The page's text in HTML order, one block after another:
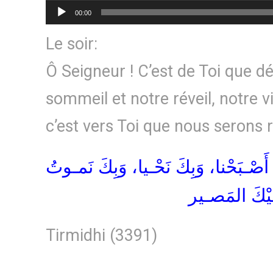
Lecteur
audio
00:00
Le soir:
Ô Seigneur ! C’est de Toi que
sommeil et notre réveil, notre
c’est vers Toi que nous serons
وَبِكَ نَحْـيا، وَبِكَ نَمـوتُ
المَصـير
Tirmidhi (3391)